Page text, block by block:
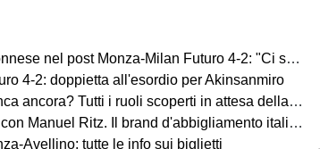
nel post Monza-Milan Futuro 4-2: "Ci sentiamo importanti"
4-2: doppietta all'esordio per Akinsanmiro
Tutti i ruoli scoperti in attesa della fine del mercato
Ritz. Il brand d'abbigliamento italiano vestirà il Monza
Avellino: tutte le info sui biglietti